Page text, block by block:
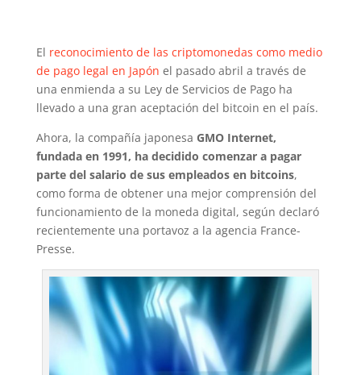
El reconocimiento de las criptomonedas como medio
de pago legal en Japón el pasado abril a través de
una enmienda a su Ley de Servicios de Pago ha
llevado a una gran aceptación del bitcoin en el país.
Ahora, la compañía japonesa GMO Internet,
fundada en 1991, ha decidido comenzar a pagar
parte del salario de sus empleados en bitcoins,
como forma de obtener una mejor comprensión del
funcionamiento de la moneda digital, según declaró
recientemente una portavoz a la agencia France-
Presse.